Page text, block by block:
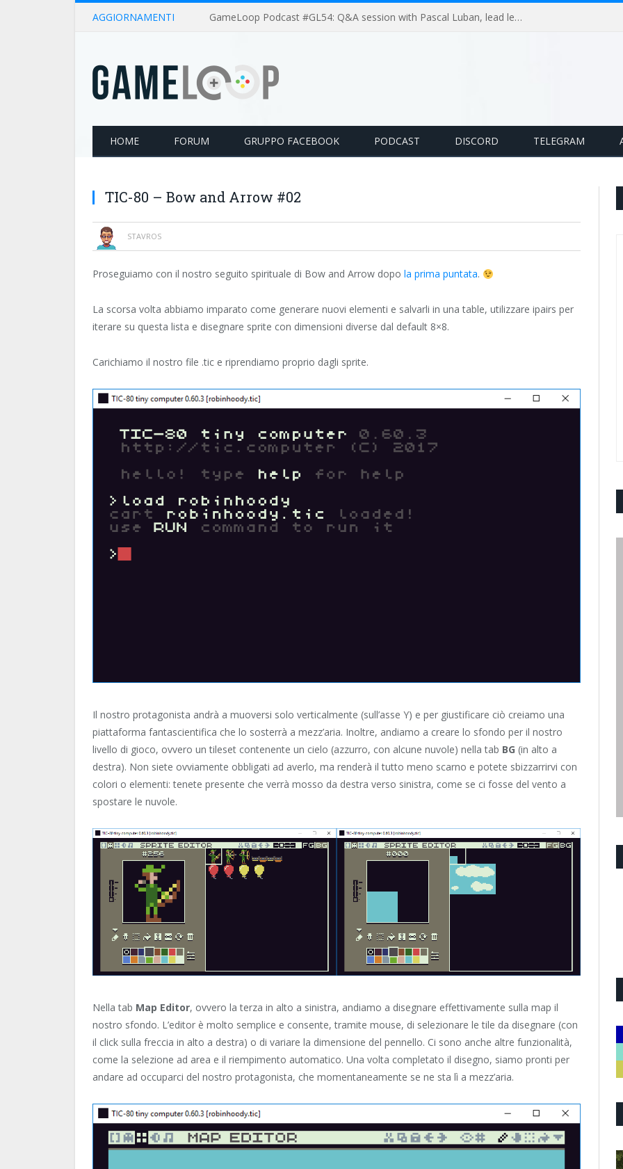
AGGIORNAMENTI GameLoop Podcast #GL54: Q&A session with Pascal Luban, lead level designer on Splinter Cell multiplayer games
HOME FORUM GRUPPO FACEBOOK PODCAST DISCORD TELEGRAM
TIC-80 – Bow and Arrow #02
STAVROS
Proseguiamo con il nostro seguito spirituale di Bow and Arrow dopo la prima puntata.
La scorsa volta abbiamo imparato come generare nuovi elementi e salvarli in una table, utilizzare ipairs per
iterare su questa lista e disegnare sprite con dimensioni diverse dal default 8×8.
Carichiamo il nostro file .tic e riprendiamo proprio dagli sprite.
Il nostro protagonista andrà a muoversi solo verticalmente (sull’asse Y) e per giustificare ciò creiamo una
piattaforma fantascientifica che lo sosterrà a mezz’aria. Inoltre, andiamo a creare lo sfondo per il nostro
livello di gioco, ovvero un tileset contenente un cielo (azzurro, con alcune nuvole) nella tab BG (in alto a
destra). Non siete ovviamente obbligati ad averlo, ma renderà il tutto meno scarno e potete sbizzarrirvi con
colori o elementi: tenete presente che verrà mosso da destra verso sinistra, come se ci fosse del vento a
spostare le nuvole.
Nella tab Map Editor, ovvero la terza in alto a sinistra, andiamo a disegnare effettivamente sulla map il
nostro sfondo. L’editor è molto semplice e consente, tramite mouse, di selezionare le tile da disegnare (con
il click sulla freccia in alto a destra) o di variare la dimensione del pennello. Ci sono anche altre funzionalità,
come la selezione ad area e il riempimento automatico. Una volta completato il disegno, siamo pronti per
andare ad occuparci del nostro protagonista, che momentaneamente se ne sta lì a mezz’aria.